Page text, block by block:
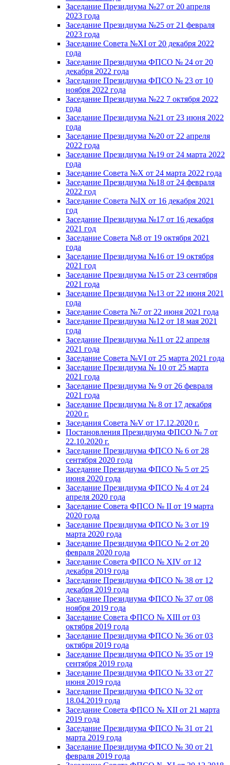
Заседание Президиума №27 от 20 апреля
2023 года
Заседание Президиума №25 от 21 февраля
2023 года
Заседание Совета №XI от 20 декабря 2022
года
Заседание Президиума ФПСО № 24 от 20
декабря 2022 года
Заседание Президиума ФПСО № 23 от 10
ноября 2022 года
Заседание Президиума №22 7 октября 2022
года
Заседание Президиума №21 от 23 июня 2022
года
Заседание Президиума №20 от 22 апреля
2022 года
Заседание Президиума №19 от 24 марта 2022
года
Заседание Совета №X от 24 марта 2022 года
Заседание Президиума №18 от 24 февраля
2022 год
Заседание Совета №IX от 16 декабря 2021
год
Заседание Президиума №17 от 16 декабря
2021 год
Заседание Совета №8 от 19 октября 2021
года
Заседание Президиума №16 от 19 октября
2021 год
Заседание Президиума №15 от 23 сентября
2021 года
Заседание Президиума №13 от 22 июня 2021
года
Заседание Совета №7 от 22 июня 2021 года
Заседание Президиума №12 от 18 мая 2021
года
Заседание Президиума №11 от 22 апреля
2021 года
Заседание Совета №VI от 25 марта 2021 года
Заседание Президиума № 10 от 25 марта
2021 года
Заседание Президиума № 9 от 26 февраля
2021 года
Заседание Президиума № 8 от 17 декабря
2020 г.
Заседания Совета №V от 17.12.2020 г.
Постановления Президиума ФПСО № 7 от
22.10.2020 г.
Заседание Президиума ФПСО № 6 от 28
сентября 2020 года
Заседание Президиума ФПСО № 5 от 25
июня 2020 года
Заседание Президиума ФПСО № 4 от 24
апреля 2020 года
Заседание Совета ФПСО № II от 19 марта
2020 года
Заседание Президиума ФПСО № 3 от 19
марта 2020 года
Заседание Президиума ФПСО № 2 от 20
февраля 2020 года
Заседание Совета ФПСО № XIV от 12
декабря 2019 года
Заседание Президиума ФПСО № 38 от 12
декабря 2019 года
Заседание Президиума ФПСО № 37 от 08
ноября 2019 года
Заседание Совета ФПСО № XIII от 03
октября 2019 года
Заседание Президиума ФПСО № 36 от 03
октября 2019 года
Заседание Президиума ФПСО № 35 от 19
сентября 2019 года
Заседание Президиума ФПСО № 33 от 27
июня 2019 года
Заседание Президиума ФПСО № 32 от
18.04.2019 года
Заседание Совета ФПСО № XII от 21 марта
2019 года
Заседание Президиума ФПСО № 31 от 21
марта 2019 года
Заседание Президиума ФПСО № 30 от 21
февраля 2019 года